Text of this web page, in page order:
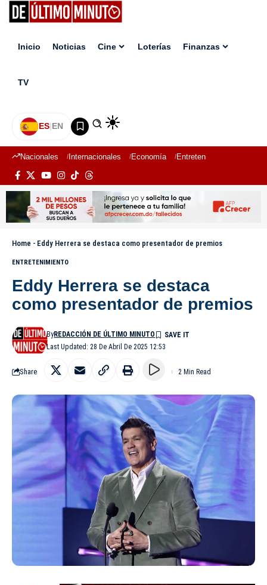
Inicio Noticias Cine Loterías Finanzas
TV
ES|EN
Nacionales Internacionales Economía Entretenimiento
Home - Eddy Herrera se destaca como presentador de premios
ENTRETENIMIENTO
Eddy Herrera se destaca
como presentador de premios
Last Updated: 28 De Abril De 2025 12:53
ByREDACCIÓN DE ÚLTIMO MINUTO
Share 2 Min Read